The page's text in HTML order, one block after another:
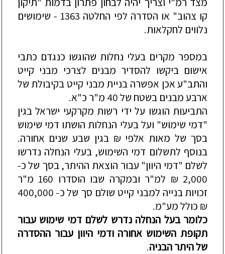
קו צהוב" או הסדרה לפי החלטה 1363 -
שימושים
נלווים לחקלאות.
במספר מקרים בעלי נחלות שהוגשו כנגדם כתבי
אישוםביקשו להסדיר מבנים לצרכי מבני קייט
והתב"עאכן אפשרה בניית מבני קייט בקיבולת של
ארבעמבנים בשטח של40 מ"ר כ"א.
התביעות הוגשו על ידי רשות מקרקעי ישראלבגין
"דמי שימוש" ועלבעלי הנחלות הושתו דמי שימוש
בסך של מאות אלפי ₪בגין שבע שנים אחורה.
בנוסף לתשלום דמי השימוש,בעלי הנחלה נדרשו
לשלם "דמי היוון" עבור הוצאת ההיתר,בסך שלכ-
2,000
₪ למ"ר ובמקרה שבו הוסדרו 160 מ"ר
זכויותבנייה למבני קייט שולם סך שלכ- 400,000
₪ כוללמע"מ.
כלומר בעל הנחלה נדרש לשלם דמי שימוש עבור
תקופת השימוש אחורה ודמי היוון עבור ההסדרה
שלהיתרהבניה.